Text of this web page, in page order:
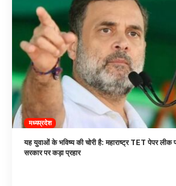
मध्यप्रदेश
यह युवाओं के भविष्य की चोरी है: महाराष्ट्र TET पेपर लीक
सरकार पर कड़ा प्रहार